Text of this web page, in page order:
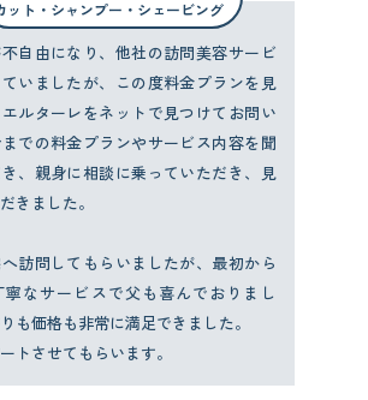
ット・シャンプー・シェービング
自由になり、他社の訪問美容サービ
いましたが、この度料金プランを見
ルターレをネットで見つけてお問い
での料金プランやサービス内容を聞
、親身に相談に乗っていただき、見
きました。
訪問してもらいましたが、最初から
寧なサービスで父も喜んでおりまし
も価格も非常に満足できました。
トさせてもらいます。